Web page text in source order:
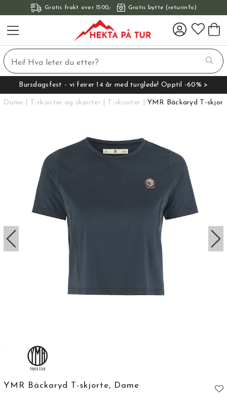
Gratis frakt over 1500,- Gratis bytte (returinfo)
Bursdagsfest - vi feirer 14 år med turglede! Opptil -60% >
Dame T-skjorter og skjorter T-skjorter YMR Bäckaryd T-
YMR Bäckaryd T-skjorte, Dame